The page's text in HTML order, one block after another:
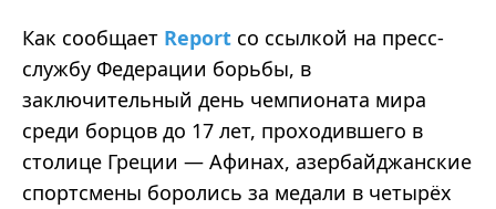
Как сообщает Report со ссылкой на пресс-
службу Федерации борьбы, в
заключительный день чемпионата мира
среди борцов до 17 лет, проходившего в
столице Греции — Афинах, азербайджанские
спортсмены боролись за медали в четырёх